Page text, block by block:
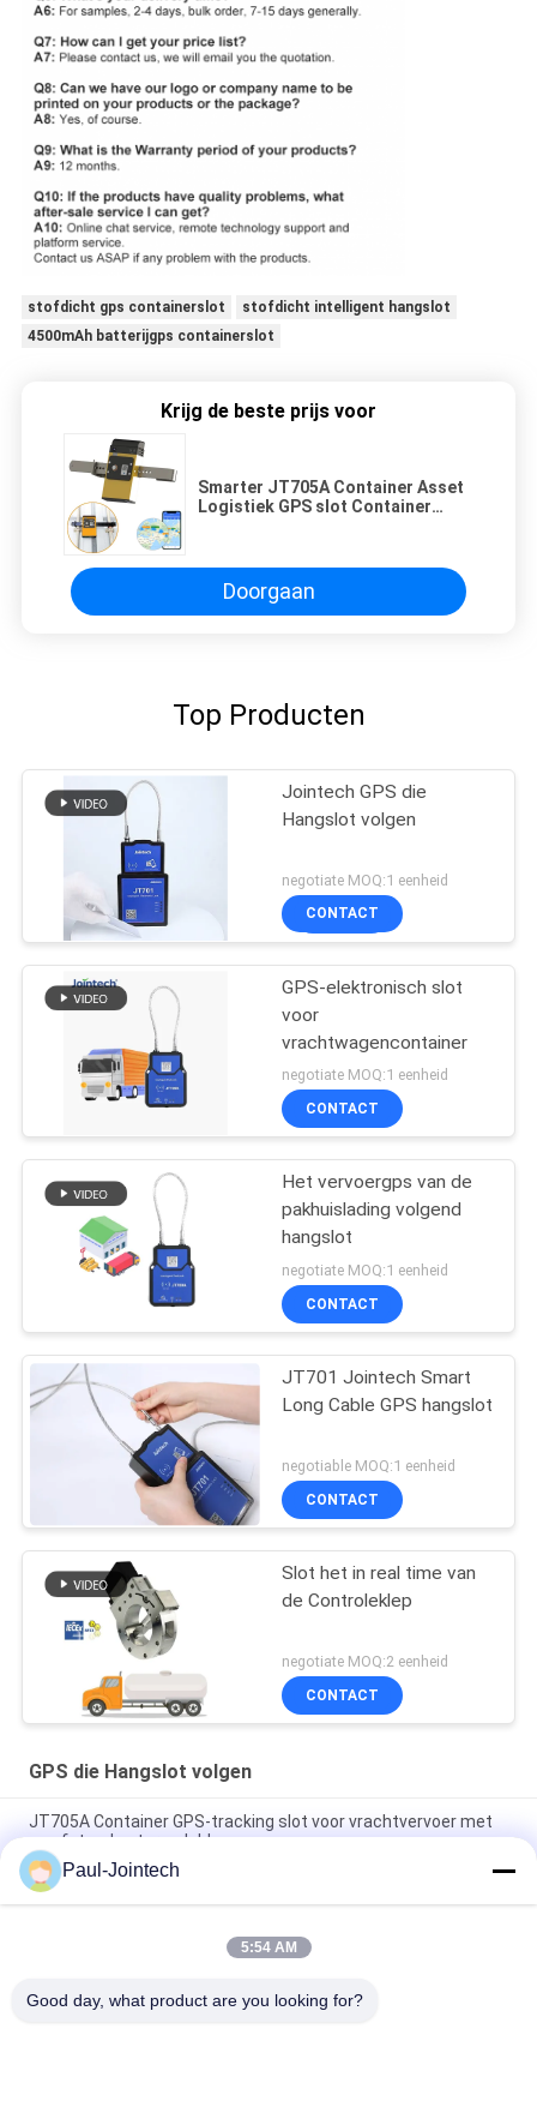
stofdicht gps containerslot
stofdicht intelligent hangslot
4500mAh batterijgps containerslot
Krijg de beste prijs voor
Smarter JT705A Container Asset
Logistiek GPS slot Container
Doorgaan
Top Producten
Jointech GPS die
Hangslot volgen
negotiate MOQ:1 eenheid
CONTACT
GPS-elektronisch slot
voor
vrachtwagencontainer
negotiate MOQ:1 eenheid
CONTACT
Het vervoergps van de
pakhuislading volgend
hangslot
negotiate MOQ:1 eenheid
CONTACT
JT701 Jointech Smart
Long Cable GPS hangslot
negotiable MOQ:1 eenheid
CONTACT
Slot het in real time van
de Controleklep
negotiate MOQ:2 eenheid
CONTACT
GPS die Hangslot volgen
JT705A Container GPS-tracking slot voor vrachtvervoer met
op afstand ontgrendeld
Anti-diefstal 15000mAh-Batterij GPS die Hangslot met
Afstandsbediening volgen
Jointech JT709A Container GPS tracking hangslot waterdicht
Paul-Jointech
5:54 AM
Good day, what product are you looking for?